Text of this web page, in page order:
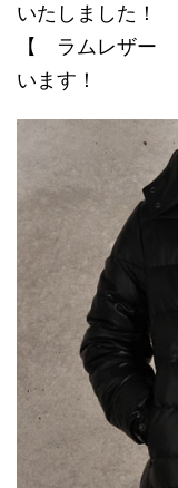
いたしました！
【 ラムレザー
います！